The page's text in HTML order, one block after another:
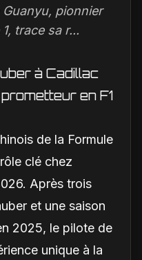
pionnier
trace sa r...
à Cadillac
en F1
de la Formule
clé chez
Après trois
et une saison
2025, le pilote de
unique à la